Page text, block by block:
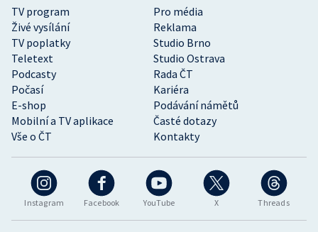
Instagram Facebook YouTube X Threads
TV program
Pro média
Živé vysílání
Reklama
TV poplatky
Studio Brno
Teletext
Studio Ostrava
Podcasty
Rada ČT
Počasí
Kariéra
E-shop
Podávání námětů
Mobilní a TV aplikace
Časté dotazy
Vše o ČT
Kontakty